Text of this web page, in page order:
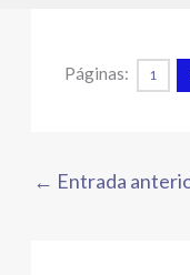
Páginas: 1
← Entrada